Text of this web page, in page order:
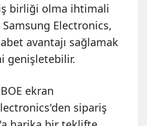
birliği olma ihtimali
Electronics,
avantajı sağlamak
genişletebilir.
ekran
sipariş